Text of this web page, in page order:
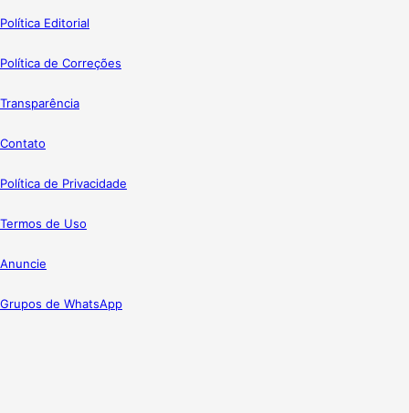
Política Editorial
Política de Correções
Transparência
Contato
Política de Privacidade
Termos de Uso
Anuncie
Grupos de WhatsApp